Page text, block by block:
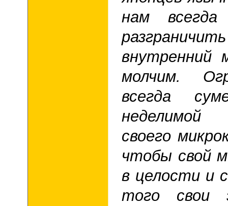
нам
молчим.
всегда
своего
чтобы свой
в целости и
того свои